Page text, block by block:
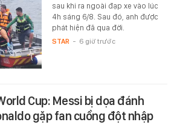
sau khi ra ngoài đạp xe vào lúc
4h sáng 6/8. Sau đó, anh được
phát hiện đã qua đời.
STAR - 6 giờ trước
Cup: Messi bị dọa đánh
gặp fan cuồng đột nhập